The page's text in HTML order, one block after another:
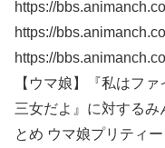
https://
https://
https://
【ウマ娘】『私はフ
三女だよ』に対するみ
とめ ウマ娘プリティ